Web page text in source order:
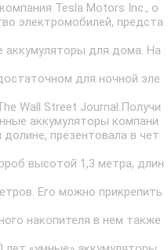
Tesla Motors Inc., о
электромобилей, предста
аккумуляторы для дома. На
для ночной эле
Wall Street Journal.Получи
аккумуляторы компани
презентовала в чет
высотой 1,3 метра, длин
Его можно прикрепить
накопителя в нем также